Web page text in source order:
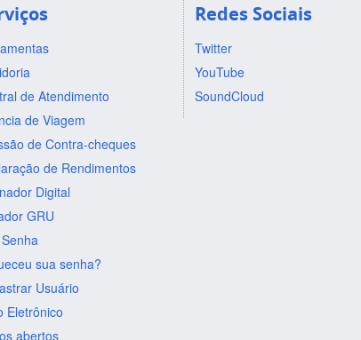
de Atendimento
de Viagem
de Contra-cheques
de Rendimentos
Digital
GRU
sua senha?
Usuário
Eletrônico
abertos
Redes Sociais
Twitter
YouTube
SoundCloud